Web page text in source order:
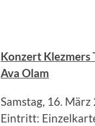
Konzert Klezmers
Ava Olam
Samstag, 16.
Eintritt: